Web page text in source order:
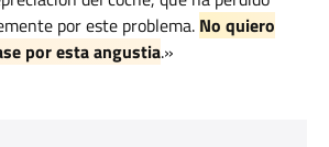
por este problema. No quiero
por esta angustia.»